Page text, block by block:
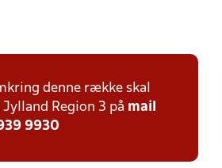
denne række skal
Region 3 på mail
9930